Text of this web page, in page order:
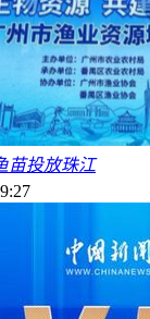
苗投放珠江